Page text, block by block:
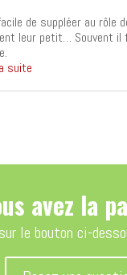
de suppléer au rôle
leur petit… Souvent il
suite
avez la
le bouton ci-